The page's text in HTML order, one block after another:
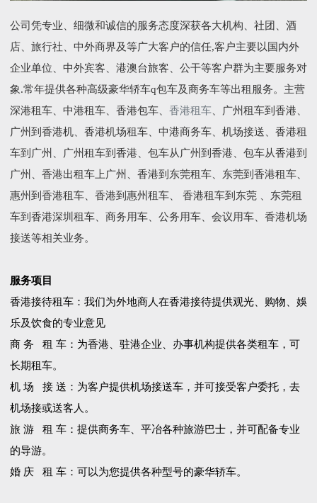
公司凭专业、细微和诚信的服务态度深获各大机构、社团、酒
店、旅行社、中外商界及等广大客户的信任,客户主要以国内外
企业单位、中外宾客、港澳台旅客、公干等客户群为主要服务对
象.常年提供各种高级豪华轿车q包车及商务车等出租服务。主营
深港租车、中港租车、香港包车、 香港租车、广州租车到香港、
广州到香港机、香港机场租车、中港商务车、机场接送、香港租
车到广州、广州租车到香港、包车从广州到香港、包车从香港到
广州、香港出租车上广州、香港到东莞租车、东莞到香港租车、
惠州到香港租车、香港到惠州租车、 香港租车到东莞 、东莞租
车到香港深圳租车、商务用车、公务用车、会议用车、香港机场
接送等相关业务。
服务项目
香港接待租车：我们为外地商人在香港接待提供观光、购物、娛
乐及饮食的专业意见
商 务 租 车：为香港、驻港企业、办事机构提供各类租车，可
长期租车。
机 场 接 送：为客户提供机场接送车，并可接受客户委托，去
机场接或送客人。
旅 游 租 车：提供商务车、平冶各种旅游巴士，并可配备专业
的导游。
婚 庆 租 车：可以为您提供各种型号的豪华轿车。